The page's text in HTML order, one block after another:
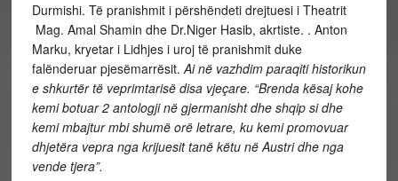
Durmishi. Të pranishmit i përshëndeti drejtuesi i Theatrit
Mag. Amal Shamin dhe Dr.Niger Hasib, akrtiste. . Anton
Marku, kryetar i Lidhjes i uroj të pranishmit duke
falënderuar pjesëmarrësit.Ai në vazhdim paraqiti historikun
e shkurtër të veprimtarisë disa vjeçare. “Brenda kësaj kohe
kemi botuar 2 antologji në gjermanisht dhe shqip si dhe
kemi mbajtur mbi shumë orë letrare, ku kemi promovuar
dhjetëra vepra nga krijuesit tanë këtu në Austri dhe nga
vende tjera”.